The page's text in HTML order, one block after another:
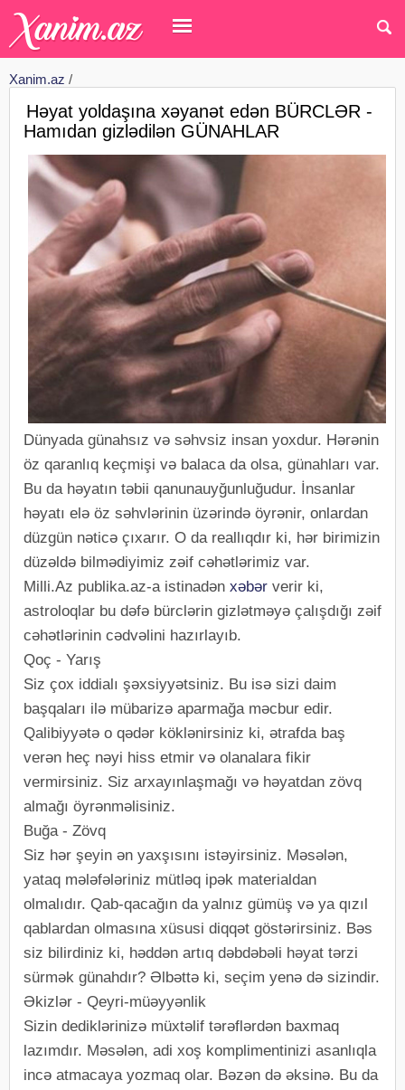
Xanim.az /
Həyat yoldaşına xəyanət edən BÜRCLƏR -
Hamıdan gizlədilən GÜNAHLAR
Dünyada günahsız və səhvsiz insan yoxdur. Hərənin
öz qaranlıq keçmişi və balaca da olsa, günahları var.
Bu da həyatın təbii qanunauyğunluğudur. İnsanlar
həyatı elə öz səhvlərinin üzərində öyrənir, onlardan
düzgün nəticə çıxarır. O da reallıqdır ki, hər birimizin
düzəldə bilmədiyimiz zəif cəhətlərimiz var.
Milli.Az publika.az-a istinadən xəbər verir ki,
astroloqlar bu dəfə bürclərin gizlətməyə çalışdığı zəif
cəhətlərinin cədvəlini hazırlayıb.
Qoç - Yarış
Siz çox iddialı şəxsiyyətsiniz. Bu isə sizi daim
başqaları ilə mübarizə aparmağa məcbur edir.
Qalibiyyətə o qədər köklənirsiniz ki, ətrafda baş
verən heç nəyi hiss etmir və olanalara fikir
vermirsiniz. Siz arxayınlaşmağı və həyatdan zövq
almağı öyrənməlisiniz.
Buğa - Zövq
Siz hər şeyin ən yaxşısını istəyirsiniz. Məsələn,
yataq mələfələriniz mütləq ipək materialdan
olmalıdır. Qab-qacağın da yalnız gümüş və ya qızıl
qablardan olmasına xüsusi diqqət göstərirsiniz. Bəs
siz bilirdiniz ki, həddən artıq dəbdəbəli həyat tərzi
sürmək günahdır? Əlbəttə ki, seçim yenə də sizindir.
Əkizlər - Qeyri-müəyyənlik
Sizin dediklərinizə müxtəlif tərəflərdən baxmaq
lazımdır. Məsələn, adi xoş komplimentinizi asanlıqla
incə atmacaya yozmaq olar. Bəzən də əksinə. Bu da